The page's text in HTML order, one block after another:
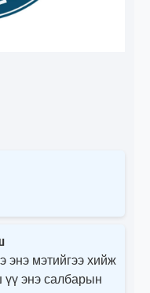
энэ мэтийгээ хийж
үү энэ салбарын